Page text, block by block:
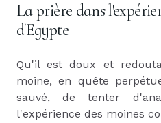
La prière dans
d'Egypte
Qu'il est doux et
moine, en quête
sauvé, de tenter
l'expérience des moines